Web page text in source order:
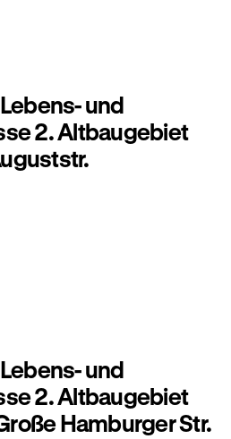
und
2. Altbaugebiet
und
2. Altbaugebiet
Hamburger Str.